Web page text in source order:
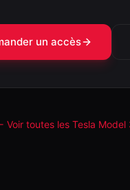
un accès
Voir toutes les Tesla Model